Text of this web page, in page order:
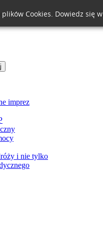
imprez
i nie tylko
plików Cookies. Dowiedz się